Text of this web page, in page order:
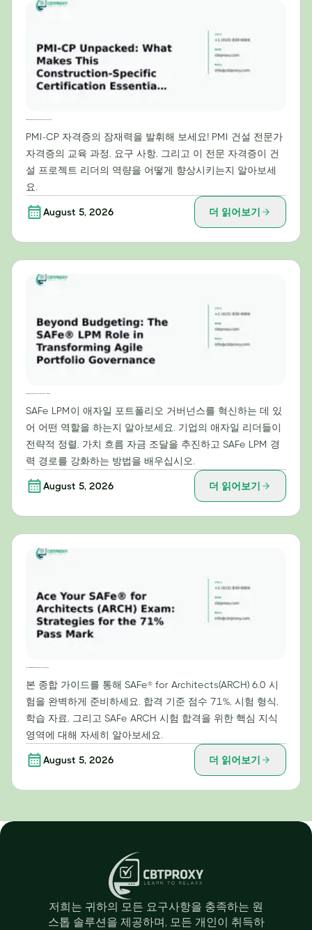
PMI-CP 자격증의 잠재력을 발휘해 보세요! PMI 건설 전문가
자격증의 교육 과정, 요구 사항, 그리고 이 전문 자격증이 건
설 프로젝트 리더의 역량을 어떻게 향상시키는지 알아보세
요.
August 5, 2026 더 읽어보기
SAFe LPM이 애자일 포트폴리오 거버넌스를 혁신하는 데 있
어 어떤 역할을 하는지 알아보세요. 기업의 애자일 리더들이
전략적 정렬, 가치 흐름 자금 조달을 추진하고 SAFe LPM 경
력 경로를 강화하는 방법을 배우십시오.
August 5, 2026 더 읽어보기
본 종합 가이드를 통해 SAFe® for Architects(ARCH) 6.0 시
험을 완벽하게 준비하세요. 합격 기준 점수 71%, 시험 형식,
학습 자료, 그리고 SAFe ARCH 시험 합격을 위한 핵심 지식
영역에 대해 자세히 알아보세요.
August 5, 2026 더 읽어보기
저희는 귀하의 모든 요구사항을 충족하는 원
스톱 솔루션을 제공하며, 모든 개인이 취득하